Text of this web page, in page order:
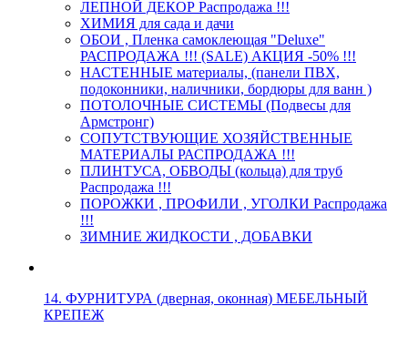
ЛЕПНОЙ ДЕКОР Распродажа !!!
ХИМИЯ для сада и дачи
ОБОИ , Пленка самоклеющая "Deluxe"
РАСПРОДАЖА !!! (SALE) АКЦИЯ -50% !!!
НАСТЕННЫЕ материалы, (панели ПВХ,
подоконники, наличники, бордюры для ванн )
ПОТОЛОЧНЫЕ СИСТЕМЫ (Подвесы для
Армстронг)
СОПУТСТВУЮЩИЕ ХОЗЯЙСТВЕННЫЕ
МАТЕРИАЛЫ РАСПРОДАЖА !!!
ПЛИНТУСА, ОБВОДЫ (кольца) для труб
Распродажа !!!
ПОРОЖКИ , ПРОФИЛИ , УГОЛКИ Распродажа
!!!
ЗИМНИЕ ЖИДКОСТИ , ДОБАВКИ
14. ФУРНИТУРА (дверная, оконная) МЕБЕЛЬНЫЙ
КРЕПЕЖ